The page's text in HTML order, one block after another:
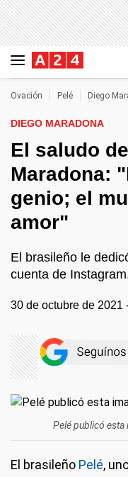
Ovación Pelé Diego
DIEGO MARADONA
El saludo
Maradona:
genio; el
amor"
El brasileño le
cuenta de
30 de octubre de 2021
Pelé publicó esta
El brasileño Pelé,